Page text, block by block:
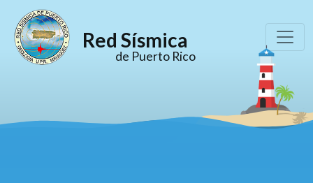
Red Sísmica
de Puerto Rico